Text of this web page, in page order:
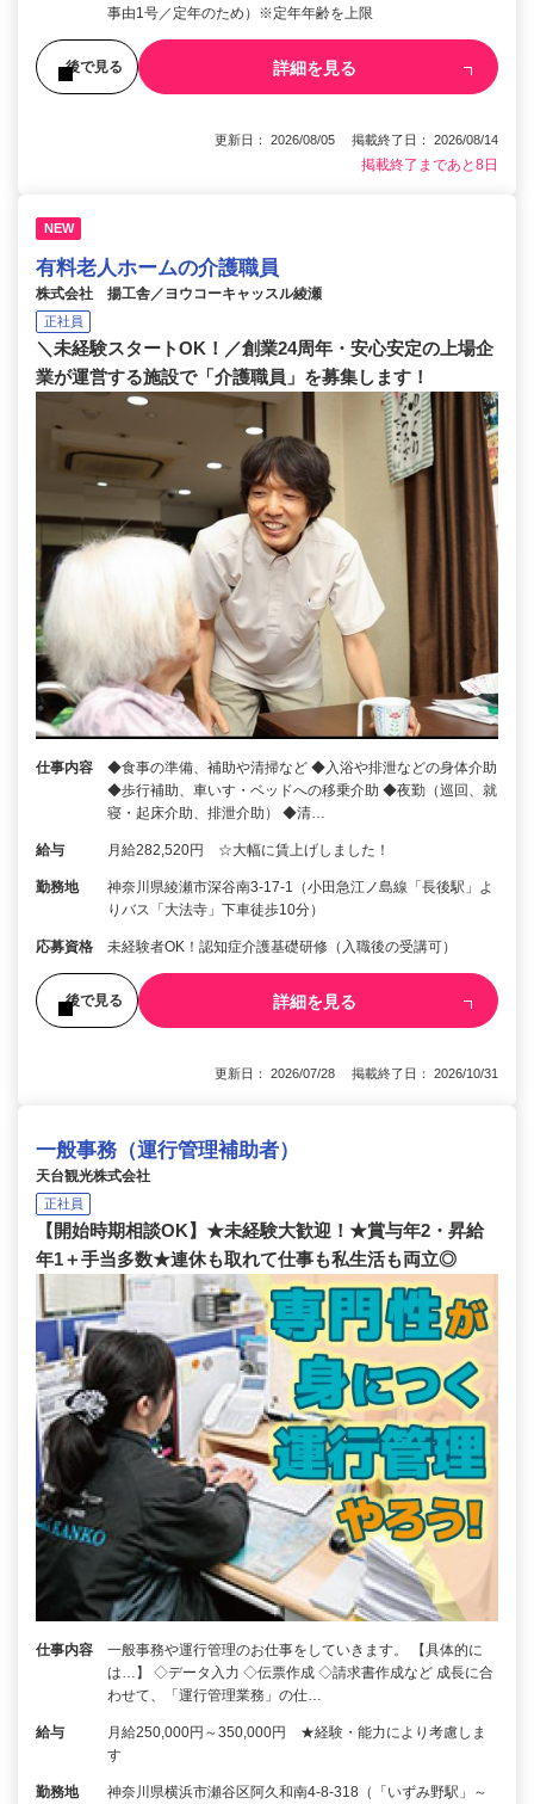
事由1号／定年のため）※定年年齢を上限
後で見る 詳細を見る
更新日： 2026/08/05 掲載終了日： 2026/08/14
掲載終了まであと8日
NEW
有料老人ホームの介護職員
株式会社 揚工舎／ヨウコーキャッスル綾瀬
正社員
＼未経験スタートOK！／創業24周年・安心安定の上場企
業が運営する施設で「介護職員」を募集します！
仕事内容
◆食事の準備、補助や清掃など ◆入浴や排泄などの身体介助
◆歩行補助、車いす・ベッドへの移乗介助 ◆夜勤（巡回、就
寝・起床介助、排泄介助） ◆清…
給与 月給282,520円 ☆大幅に賃上げしました！
勤務地
神奈川県綾瀬市深谷南3-17-1（小田急江ノ島線「長後駅」よ
りバス「大法寺」下車徒歩10分）
応募資格 未経験者OK！認知症介護基礎研修（入職後の受講可）
後で見る 詳細を見る
更新日： 2026/07/28 掲載終了日： 2026/10/31
一般事務（運行管理補助者）
天台観光株式会社
正社員
【開始時期相談OK】★未経験大歓迎！★賞与年2・昇給
年1＋手当多数★連休も取れて仕事も私生活も両立◎
仕事内容
一般事務や運行管理のお仕事をしていきます。 【具体的に
は…】 ◇データ入力 ◇伝票作成 ◇請求書作成など 成長に合
わせて、「運行管理業務」の仕…
給与
月給250,000円～350,000円 ★経験・能力により考慮しま
す
勤務地 神奈川県横浜市瀬谷区阿久和南4-8-318（「いずみ野駅」～